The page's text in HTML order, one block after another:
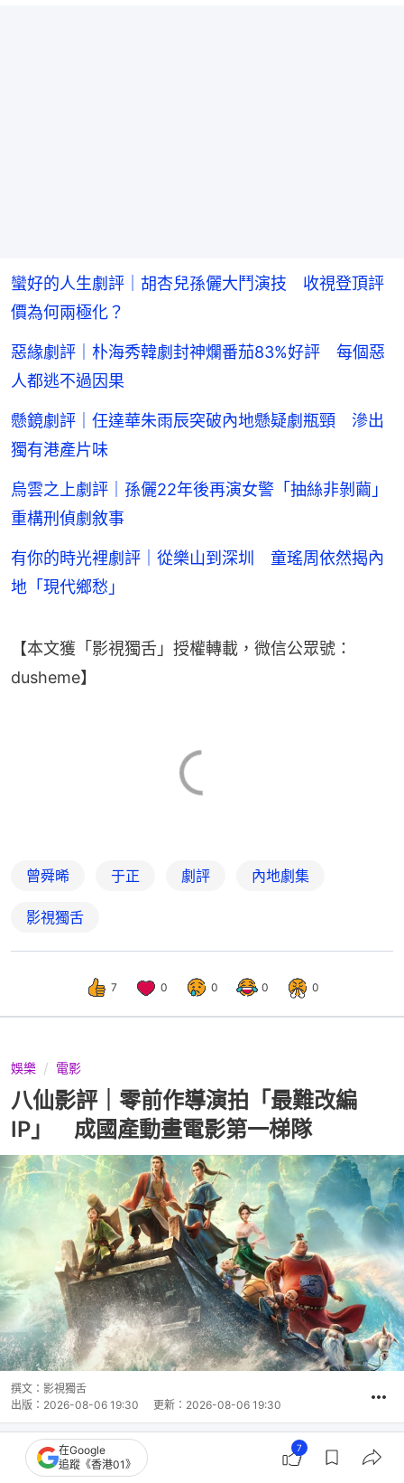
蠻好的人生劇評｜胡杏兒孫儷大鬥演技 收視登頂評
價為何兩極化？
惡緣劇評｜朴海秀韓劇封神爛番茄83%好評 每個惡
人都逃不過因果
懸鏡劇評｜任達華朱雨辰突破內地懸疑劇瓶頸 滲出
獨有港產片味
烏雲之上劇評｜孫儷22年後再演女警「抽絲非剝繭」
重構刑偵劇敘事
有你的時光裡劇評｜從樂山到深圳 童瑤周依然揭內
地「現代鄉愁」
【本文獲「影視獨舌」授權轉載，微信公眾號：
dusheme】
曾舜晞 于正 劇評 內地劇集
影視獨舌
7 0 0 0 0
娛樂 電影
八仙影評｜零前作導演拍「最難改編
IP」 成國產動畫電影第一梯隊
撰文： 影視獨舌
出版： 2026-08-06 19:30 更新： 2026-08-06 19:30
在Google
追蹤《香港01》
7